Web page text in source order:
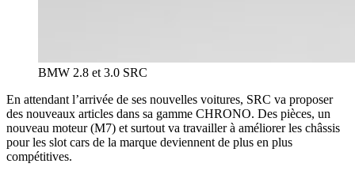
BMW 2.8 et 3.0 SRC
En attendant l’arrivée de ses nouvelles voitures, SRC va proposer
des nouveaux articles dans sa gamme CHRONO. Des pièces, un
nouveau moteur (M7) et surtout va travailler à améliorer les châssis
pour les slot cars de la marque deviennent de plus en plus
compétitives.